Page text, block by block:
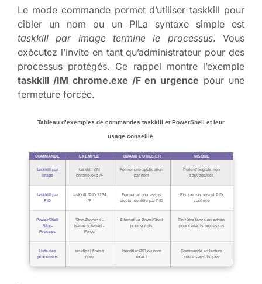
Le mode commande permet d’utiliser taskkill pour
cibler un nom ou un PILa syntaxe simple est
taskkill par image termine le processus. Vous
exécutez l’invite en tant qu’administrateur pour des
processus protégés. Ce rappel montre l’exemple
taskkill /IM chrome.exe /F en urgence pour une
fermeture forcée.
Tableau d’exemples de commandes taskkill et PowerShell et leur
usage conseillé.
COMMANDE EXEMPLE QUAND L’UTILISER RISQUE
taskkill par
image
taskkill /IM
chrome.exe /F
Fermer une application
par nom
Perte d’onglets non
sauvegardés
taskkill par
PID
taskkill /PID 1234
/F
Fermer un processus
précis identifié par PID
Risque moindre si PID
confirmé
PowerShell
Stop-
Process
Stop-Process -
Name notepad -
Force
Alternative PowerShell
pour scripts
Doit être lancé en admin
pour certains processus
Liste des
processus
tasklist | findstr
nom
Identifier PID ou nom
exact
Commande en lecture
seule sans risques